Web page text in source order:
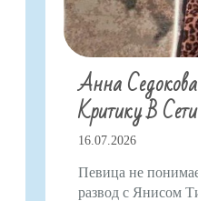
Анна
Критику В Сети
16.07.2026
Певица не
развод с Янисом